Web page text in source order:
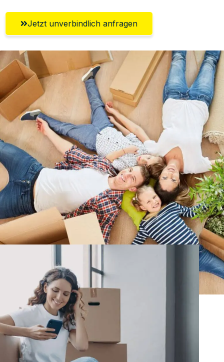
Jetzt unverbindlich anfragen